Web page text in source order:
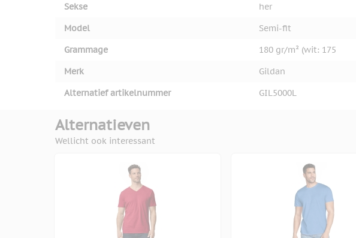
Sekse
her
Model
Semi-fit
Grammage
180 gr/m² (wit: 175
Merk
Gildan
Alternatief artikelnummer
GIL5000L
Alternatieven
Wellicht ook interessant